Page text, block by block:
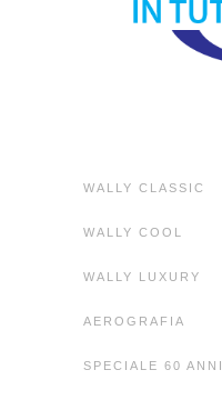
WALLY CLASSIC
WALLY COOL
WALLY LUXURY
AEROGRAFIA
SPECIALE 60 ANNI